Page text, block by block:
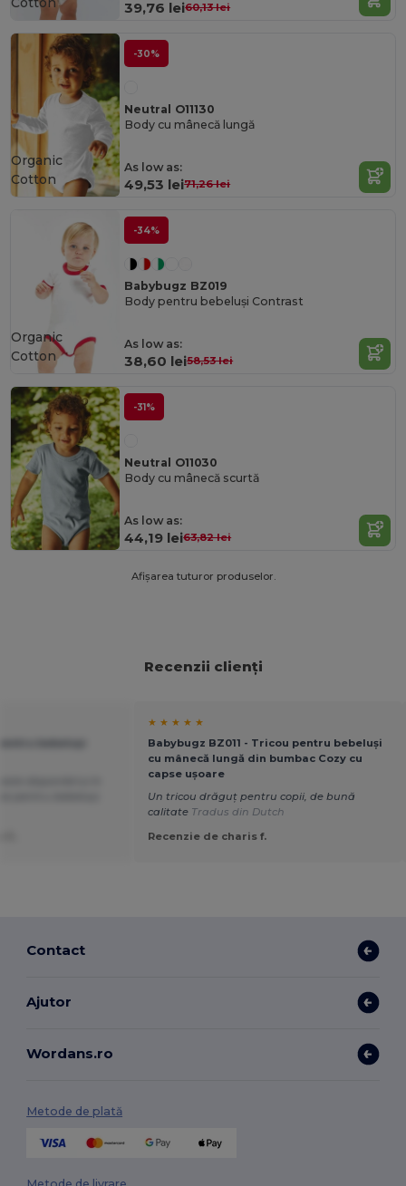
39,76 lei60,13 lei
-30%
Neutral O11130
Body cu mânecă lungă
As low as:
49,53 lei71,26 lei
Organic
Cotton
-34%
Babybugz BZ019
Body pentru bebeluși Contrast
As low as:
38,60 lei58,53 lei
Organic
Cotton
-31%
Neutral O11030
Body cu mânecă scurtă
As low as:
44,19 lei63,82 lei
Afișarea tuturor produselor.
Recenzii clienți
★ ★ ★ ★ ★
Babybugz BZ011 - Tricou pentru bebeluși
cu mânecă lungă din bumbac Cozy cu
capse ușoare
Un tricou drăguț pentru copii, de bună
calitate Tradus din Dutch
Recenzie de charis f.
Contact
Ajutor
Wordans.ro
Metode de plată